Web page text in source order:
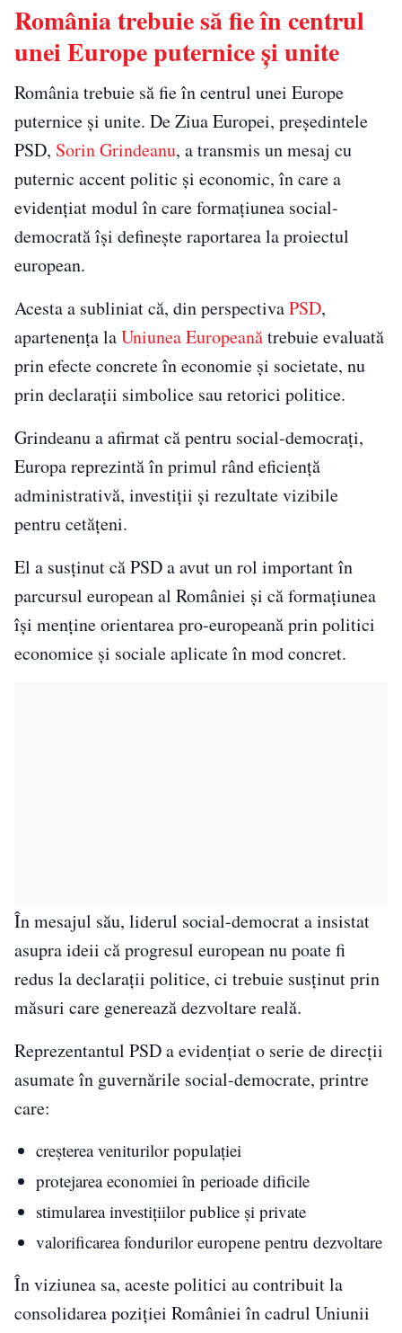
România trebuie să fie în centrul
unei Europe puternice și unite
România trebuie să fie în centrul unei Europe
puternice și unite. De Ziua Europei, președintele
PSD, Sorin Grindeanu, a transmis un mesaj cu
puternic accent politic și economic, în care a
evidențiat modul în care formațiunea social-
democrată își definește raportarea la proiectul
european.
Acesta a subliniat că, din perspectivaPSD,
apartenența laUniunea Europeanătrebuie evaluată
prin efecte concrete în economie și societate, nu
prin declarații simbolice sau retorici politice.
Grindeanu a afirmat că pentru social-democrați,
Europa reprezintă în primul rând eficiență
administrativă, investiții și rezultate vizibile
pentru cetățeni.
El a susținut că PSD a avut un rol important în
parcursul european al României și că formațiunea
își menține orientarea pro-europeană prin politici
economice și sociale aplicate în mod concret.
În mesajul său, liderul social-democrat a insistat
asupra ideii că progresul european nu poate fi
redus la declarații politice, ci trebuie susținut prin
măsuri care generează dezvoltare reală.
Reprezentantul PSD a evidențiat o serie de direcții
asumate în guvernările social-democrate, printre
care:
creșterea veniturilor populației
protejarea economiei în perioade dificile
stimularea investițiilor publice și private
valorificarea fondurilor europene pentru dezvoltare
În viziunea sa, aceste politici au contribuit la
consolidarea poziției României în cadrul Uniunii